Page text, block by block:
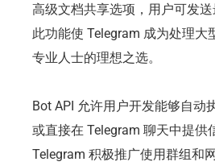
高级文档共享选项，用户可发送
此功能使 Telegram 成为处理大
专业人士的理想之选。
Bot API 允许用户开发能够自动
或直接在 Telegram 聊天中提供
Telegram 积极推广使用群组和